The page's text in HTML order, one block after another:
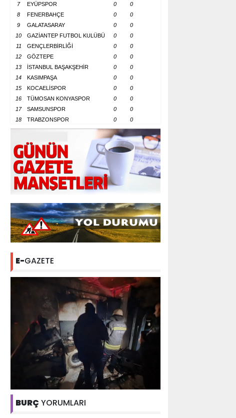
7
EYÜPSPOR 0
0
8
FENERBAHÇE 0
0
9
GALATASARAY 0
0
10
GAZİANTEP FUTBOL KULÜBÜ 0
0
11
GENÇLERBİRLİĞİ 0
0
12
GÖZTEPE 0
0
13
İSTANBUL BAŞAKŞEHİR 0
0
14
KASIMPAŞA 0
0
15
KOCAELİSPOR 0
0
16
TÜMOSAN KONYASPOR 0
0
17
SAMSUNSPOR 0
0
18
TRABZONSPOR 0 0
E-GAZETE
BURÇ YORUMLARI